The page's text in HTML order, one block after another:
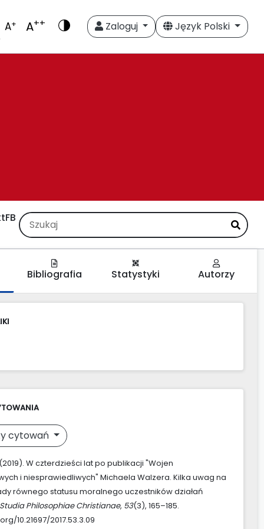
A+ A++ Zaloguj Język Polski
FB
Bibliografia Statystyki Autorzy
cytowań
W czterdzieści lat po publikacji "Wojen
i niesprawiedliwych" Michaela Walzera. Kilka uwag na
równego statusu moralnego uczestników działań
Studia Philosophiae Christianae, 53(3), 165–185.
10.21697/2017.53.3.09